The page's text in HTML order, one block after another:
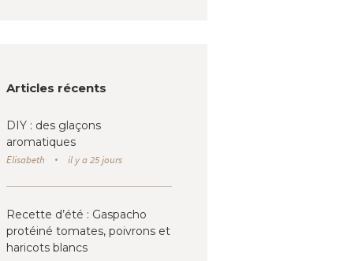
Articles récents
DIY : des glaçons
aromatiques
Elisabeth il y a 25 jours
Recette d’été : Gaspacho
protéiné tomates, poivrons et
haricots blancs